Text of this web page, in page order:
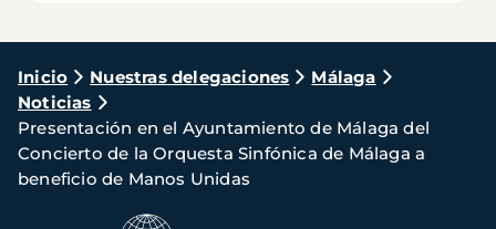
Ruta
de
navegación
Inicio Nuestras delegaciones
Málaga
Noticias
Presentación en el Ayuntamiento de Málaga del
Concierto de la Orquesta Sinfónica de Málaga a
beneficio de Manos Unidas